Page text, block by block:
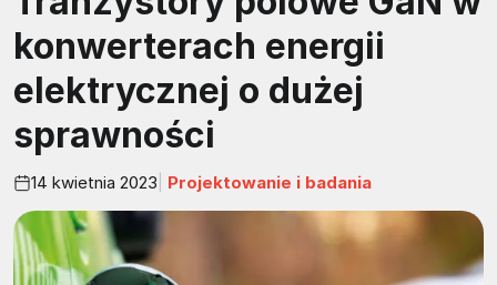
konwerterach energii
elektrycznej o dużej
sprawności
14 kwietnia 2023 Projektowanie i badania